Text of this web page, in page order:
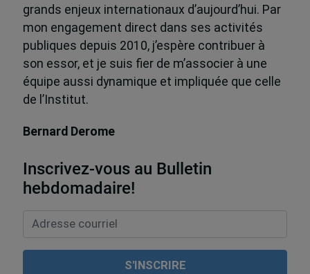
grands enjeux internationaux d’aujourd’hui. Par
mon engagement direct dans ses activités
publiques depuis 2010, j’espère contribuer à
son essor, et je suis fier de m’associer à une
équipe aussi dynamique et impliquée que celle
de l’Institut.
Bernard Derome
Inscrivez-vous au Bulletin
hebdomadaire!